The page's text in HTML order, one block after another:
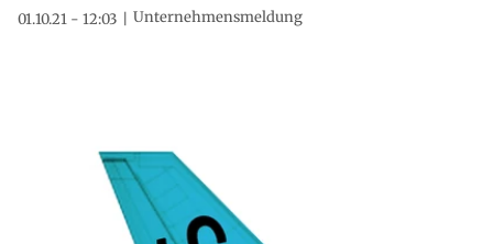
01.10.21 - 12:03 Unternehmensmeldung